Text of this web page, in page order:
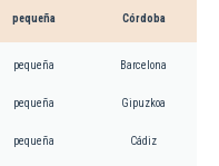
pequeña Córdoba
pequeña Barcelona
pequeña Gipuzkoa
pequeña Cádiz